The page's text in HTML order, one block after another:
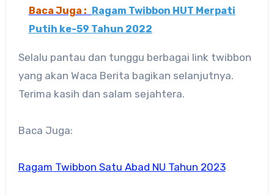
Baca Juga : Ragam Twibbon HUT Merpati
Putih ke-59 Tahun 2022
Selalu pantau dan tunggu berbagai link twibbon
yang akan Waca Berita bagikan selanjutnya.
Terima kasih dan salam sejahtera.
Baca Juga:
Ragam Twibbon Satu Abad NU Tahun 2023